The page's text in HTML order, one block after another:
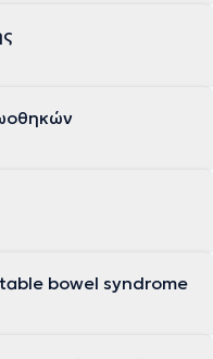
bowel syndrome